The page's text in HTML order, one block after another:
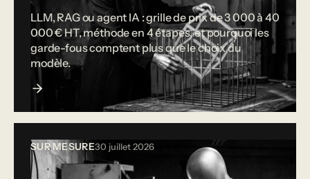
LLM, RAG ou agent IA : grille de prix de 3 000 à 40
000 € HT, méthode en 4 étapes, et pourquoi les
garde-fous comptent plus que le choix du
modèle.
SUR MESURE30 juillet 2026